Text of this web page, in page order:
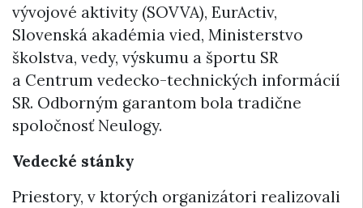
vývojové aktivity (SOVVA), EurActiv,
Slovenská akadémia vied, Ministerstvo
školstva, vedy, výskumu a športu SR
a Centrum vedecko-technických informácií
SR. Odborným garantom bola tradične
spoločnosť Neulogy.
Vedecké stánky
Priestory, v ktorých organizátori realizovali